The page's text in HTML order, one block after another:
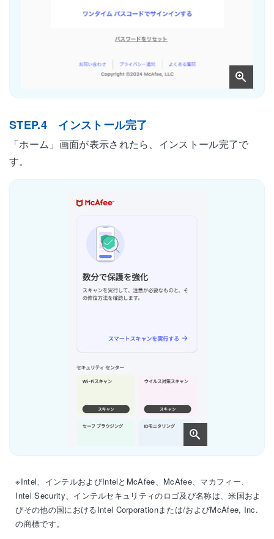
STEP.4 インストール完了
「ホーム」画面が表示されたら、インストール完了で
す。
※Intel、インテルおよびIntelとMcAfee、McAfee、マカフィー、
Intel Security、インテルセキュリティのロゴ及び名称は、米国およ
びその他の国におけるIntel Corporationまたは/およびMcAfee, Inc.
の商標です。